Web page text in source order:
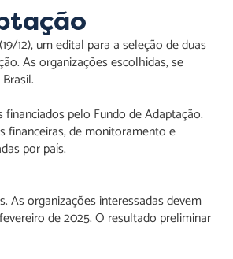
12), um edital para a seleção de duas
As organizações escolhidas, se
pelo Fundo de Adaptação.
financeiras, de monitoramento e
por país.
As organizações interessadas devem
de 2025. O resultado preliminar